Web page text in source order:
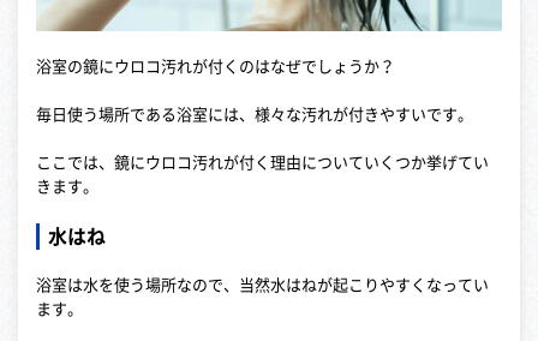
浴室の鏡にウロコ汚れが付くのはなぜでしょうか？
毎日使う場所である浴室には、様々な汚れが付きやすいです。
ここでは、鏡にウロコ汚れが付く理由についていくつか挙げてい
きます。
水はね
浴室は水を使う場所なので、当然水はねが起こりやすくなってい
ます。